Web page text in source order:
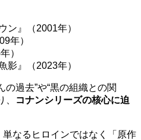
ン』（2001年）
年）
）
影』（2023年）
の過去”や“黒の組織との関
コナンシリーズの核心に迫
なるヒロインではなく「原作